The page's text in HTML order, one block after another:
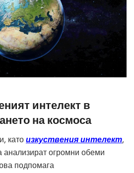
интелект в
на космоса
катоизкуствения интелект,
анализират огромни обеми
подпомага